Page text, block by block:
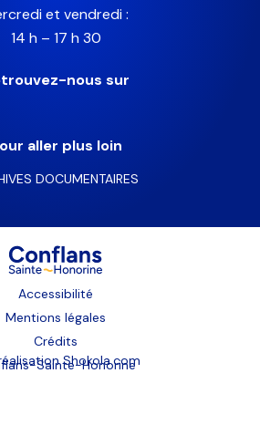
et vendredi :
14 h – 17 h 30
nous sur
aller plus loin
DOCUMENTAIRES
Accessibilité
Mentions légales
Crédits
Sainte-Honorine
Shokola.com